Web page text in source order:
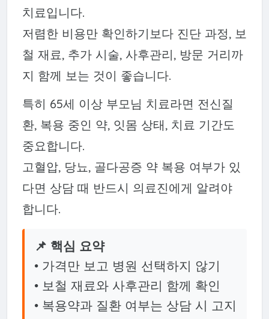
치료입니다.
저렴한 비용만 확인하기보다 진단 과정, 보
철 재료, 추가 시술, 사후관리, 방문 거리까
지 함께 보는 것이 좋습니다.
특히 65세 이상 부모님 치료라면 전신질
환, 복용 중인 약, 잇몸 상태, 치료 기간도
중요합니다.
고혈압, 당뇨, 골다공증 약 복용 여부가 있
다면 상담 때 반드시 의료진에게 알려야
합니다.
📌 핵심 요약
• 가격만 보고 병원 선택하지 않기
• 보철 재료와 사후관리 함께 확인
• 복용약과 질환 여부는 상담 시 고지